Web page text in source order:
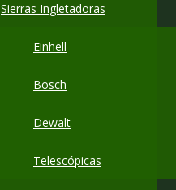
Sierras Ingletadoras
Einhell
Bosch
Dewalt
Telescópicas